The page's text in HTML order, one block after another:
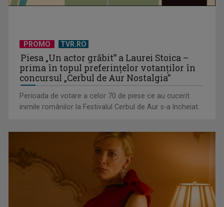
Federația SANITAS suspendă temporar greva generală din
sistemul sanitar
PROMO TVR.RO
Piesa „Un actor grăbit” a Laurei Stoica –
prima în topul preferinţelor votanţilor în
concursul „Cerbul de Aur Nostalgia”
Perioada de votare a celor 70 de piese ce au cucerit
inimile românilor la Festivalul Cerbul de Aur s-a încheiat.